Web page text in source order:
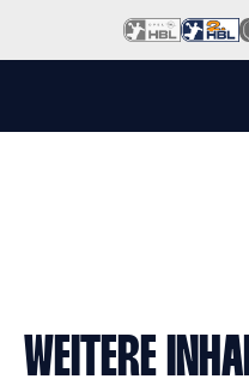
WEITERE